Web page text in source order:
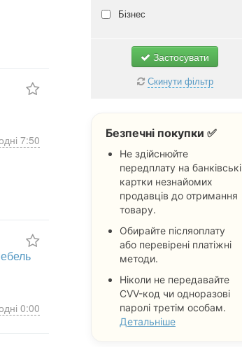
7:50
0:00
Не важливо
Бізнес
Застосувати
Скинути фільтр
Безпечні покупки ✅
Не здійснюйте
передплату на банківські
картки незнайомих
продавців до отримання
товару.
Обирайте післяоплату
або перевірені платіжні
методи.
Ніколи не передавайте
CVV-код чи одноразові
паролі третім особам.
Детальніше